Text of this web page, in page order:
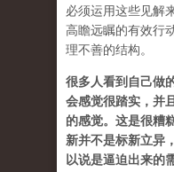
必须运用这些见解
高瞻远瞩的有效行
理不善的结构。
很多人看到自己做
会感觉很踏实，并
的感觉。这是很糟
新并不是标新立异
以说是逼迫出来的